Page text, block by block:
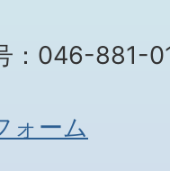
：046-881-
ォーム